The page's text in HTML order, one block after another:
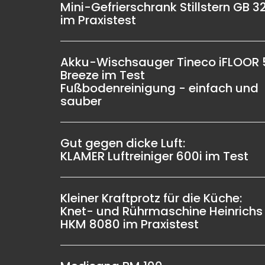
Mini-Gefrierschrank Stillstern GB
im Praxistest
Akku-Wischsauger Tineco iFLOOR
Breeze im Test
Fußbodenreinigung - einfach und
sauber
Gut gegen dicke Luft:
KLAMER Luftreiniger 600i im Test
Kleiner Kraftprotz für die Küche:
Knet- und Rührmaschine Heinrichs
HKM 8080 im Praxistest